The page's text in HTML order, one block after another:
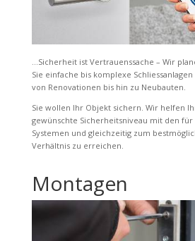
…Sicherheit ist Vertrauenssache – Wir
Sie einfache bis komplexe
von Renovationen bis hin zu Neubauten.
Sie wollen Ihr Objekt sichern. Wir helfen
gewünschte Sicherheitsniveau mit den für
Systemen und gleichzeitig zum
Verhältnis zu erreichen.
Montagen